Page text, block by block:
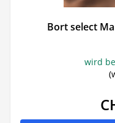
Bort select
wird